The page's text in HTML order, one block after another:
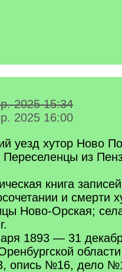
2025 15:34
2025 16:00
уезд хутор Ново
Переселенцы из
книга
и смерти
Ново-Орская;
1893 — 31
опись №16, дело